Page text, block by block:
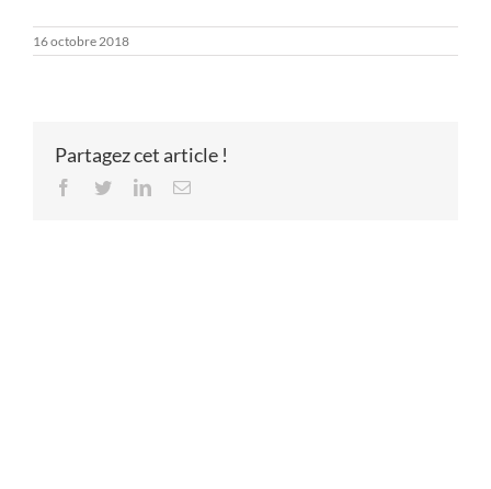
16 octobre 2018
Partagez cet article !
Facebook
TwitterLinkedInEmail